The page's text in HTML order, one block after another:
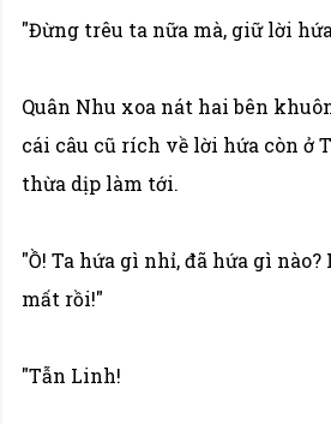
"Đừng trêu ta nữa mà, giữ lời
Quân Nhu xoa nát hai bên
cái câu cũ rích về lời hứa còn ở
thừa dịp làm tới.
"Ồ! Ta hứa gì nhỉ, đã hứa gì
mất rồi!"
"Tẫn Linh!